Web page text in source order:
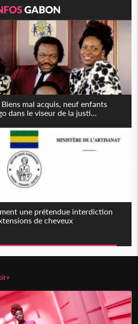
GABON
mal acquis, neuf enfants
dans le viseur de la justi...
une prétendue interdiction
de cheveux